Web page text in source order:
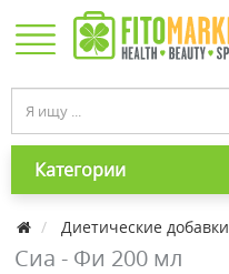
Категории
Диетические добавки
Сиа - Фи 200 мл